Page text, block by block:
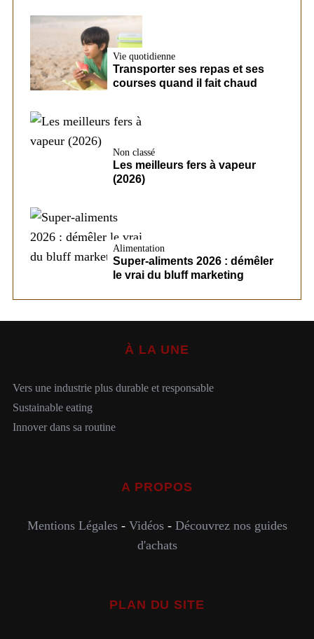
Vie quotidienne
Transporter ses repas et ses
courses quand il fait chaud
Non classé
Les meilleurs fers à vapeur
(2026)
Alimentation
Super-aliments 2026 : démêler
le vrai du bluff marketing
À LA UNE
Vers une industrie plus durable et responsable
Sustainable eating
Innover dans sa routine
A PROPOS
Mentions Légales- Vidéos- Découvrez nos guides
d'achats
PLAN DU SITE